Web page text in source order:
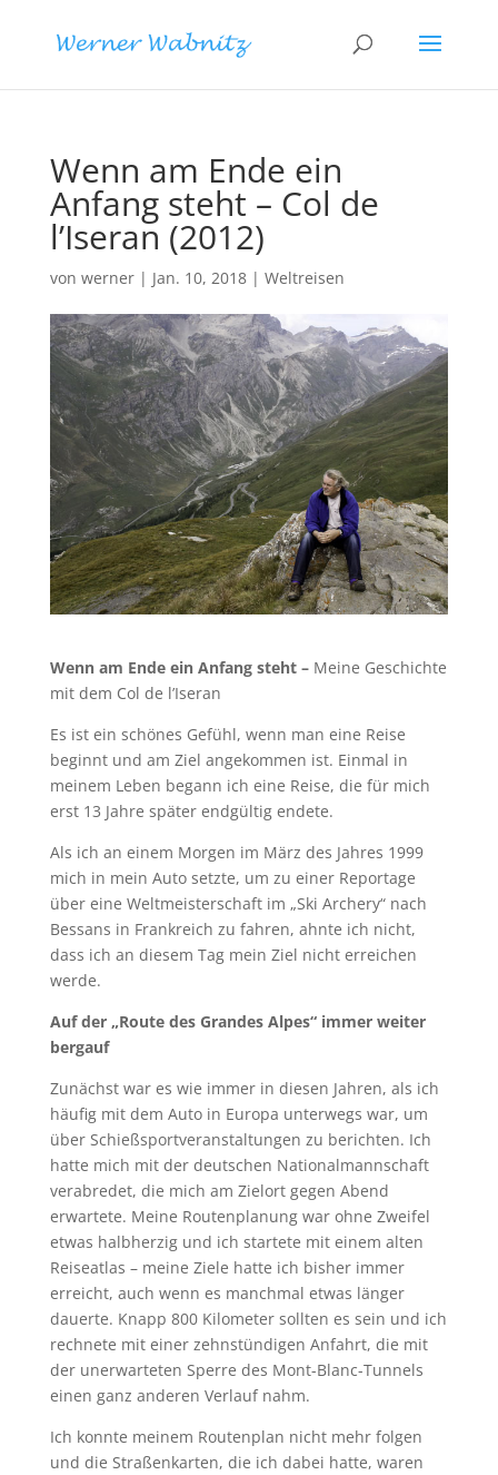
Wenn am Ende ein
Anfang steht – Col de
l’Iseran (2012)
von werner| Jan. 10, 2018| Weltreisen
Wenn am Ende ein Anfang steht – Meine Geschichte
mit dem Col de l’Iseran
Es ist ein schönes Gefühl, wenn man eine Reise
beginnt und am Ziel angekommen ist. Einmal in
meinem Leben begann ich eine Reise, die für mich
erst 13 Jahre später endgültig endete.
Als ich an einem Morgen im März des Jahres 1999
mich in mein Auto setzte, um zu einer Reportage
über eine Weltmeisterschaft im „Ski Archery“ nach
Bessans in Frankreich zu fahren, ahnte ich nicht,
dass ich an diesem Tag mein Ziel nicht erreichen
werde.
Auf der „Route des Grandes Alpes“ immer weiter
bergauf
Zunächst war es wie immer in diesen Jahren, als ich
häufig mit dem Auto in Europa unterwegs war, um
über Schießsportveranstaltungen zu berichten. Ich
hatte mich mit der deutschen Nationalmannschaft
verabredet, die mich am Zielort gegen Abend
erwartete. Meine Routenplanung war ohne Zweifel
etwas halbherzig und ich startete mit einem alten
Reiseatlas – meine Ziele hatte ich bisher immer
erreicht, auch wenn es manchmal etwas länger
dauerte. Knapp 800 Kilometer sollten es sein und ich
rechnete mit einer zehnstündigen Anfahrt, die mit
der unerwarteten Sperre des Mont-Blanc-Tunnels
einen ganz anderen Verlauf nahm.
Ich konnte meinem Routenplan nicht mehr folgen
und die Straßenkarten, die ich dabei hatte, waren